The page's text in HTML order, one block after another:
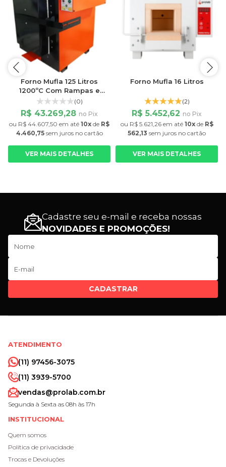
Forno Mufla 125 Litros
1200ºC Com Rampas e
Patamares(0)
R$ 43.269,28 no Pix
ou R$ 44.607,50 em até 10x de R$
4.460,75 sem jurosno cartão
VER MAIS DETALHES
Forno Mufla 16 Litros
(2)
R$ 5.452,62 no Pix
ou R$ 5.621,26em até 10xde R$
562,13 sem juros no cartão
VER MAIS DETALHES
Cadastre seu e-mail e receba nossas
NOVIDADES E PROMOÇÕES!
CADASTRAR
ATENDIMENTO
(11) 97456-3075
(11) 3939-5700
vendas@prolab.com.br
Segunda à Sexta as 08h às 17h
INSTITUCIONAL
Quem somos
Política de privacidade
Trocas e Devoluções